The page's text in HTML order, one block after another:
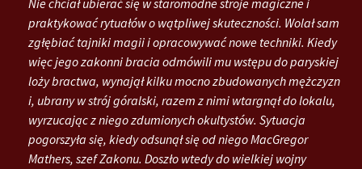
praktykować rytuałów o wątpliwej skuteczności. Wolał sam
zgłębiać tajniki magii i opracowywać nowe techniki. Kiedy
więc jego zakonni bracia odmówili mu wstępu do paryskiej
loży bractwa, wynajął kilku mocno zbudowanych mężczyzn
i, ubrany w strój góralski, razem z nimi wtargnął do lokalu,
wyrzucając z niego zdumionych okultystów. Sytuacja
pogorszyła się, kiedy odsunął się od niego MacGregor
Mathers, szef Zakonu. Doszło wtedy do wielkiej wojny